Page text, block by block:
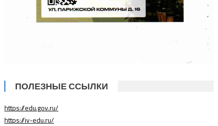
ПОЛЕЗНЫЕ ССЫЛКИ
https://edu.gov.ru/
https://iv-edu.ru/